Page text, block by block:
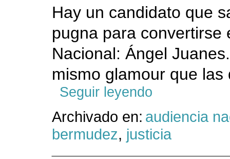
Hay un candidato que
pugna para convertirse
Nacional: Ángel
mismo glamour que
Seguir leyendo
Archivado en: audiencia
bermudez, justicia